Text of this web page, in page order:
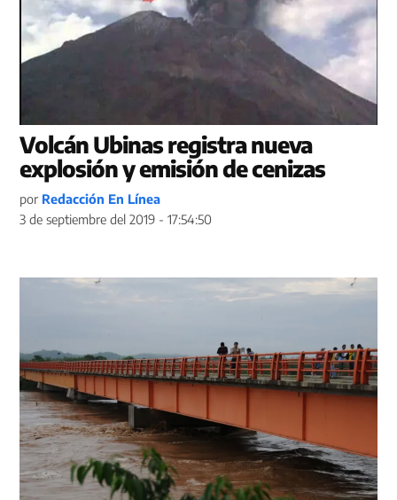
Volcán Ubinas registra nueva
explosión y emisión de cenizas
por Redacción En Línea
3 de septiembre del 2019 - 17:54:50